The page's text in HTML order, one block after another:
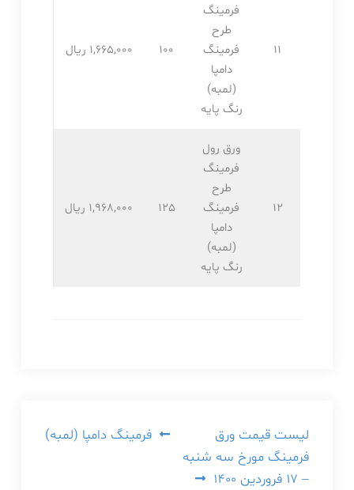
11
فرمینگ
طرح
فرمینگ
دامپا
(لمبه)
رنگ پایه
100 1,665,۰۰۰ ریال
12
ورق رول
فرمینگ
طرح
فرمینگ
دامپا
(لمبه)
رنگ پایه
125 1,968,۰۰۰ ریال
راهبری
نوشته
فرمینگ دامپا (لمبه)
لیست قیمت ورق
فرمینگ مورخ سه شنبه
– ۱۷ فروردین ۱۴۰۰